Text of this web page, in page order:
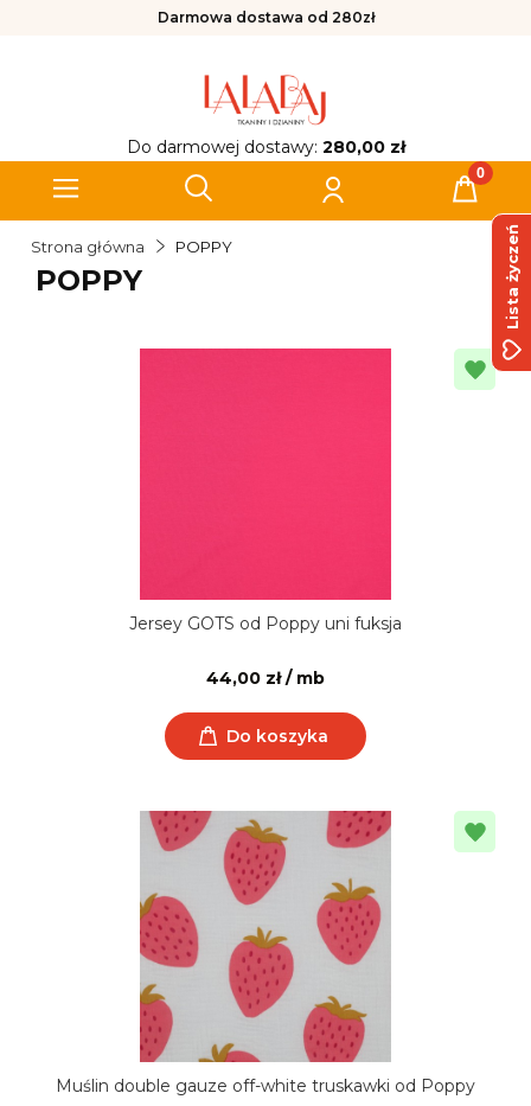
Darmowa dostawa od 280zł
Do darmowej dostawy: 280,00 zł
Strona główna POPPY
POPPY
Jersey GOTS od Poppy uni fuksja
44,00 zł / mb
Do koszyka
Muślin double gauze off-white truskawki od Poppy
Lista życzeń